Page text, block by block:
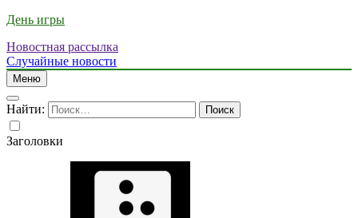
День игры
Новостная рассылка
Случайные новости
Меню
Найти:
Заголовки